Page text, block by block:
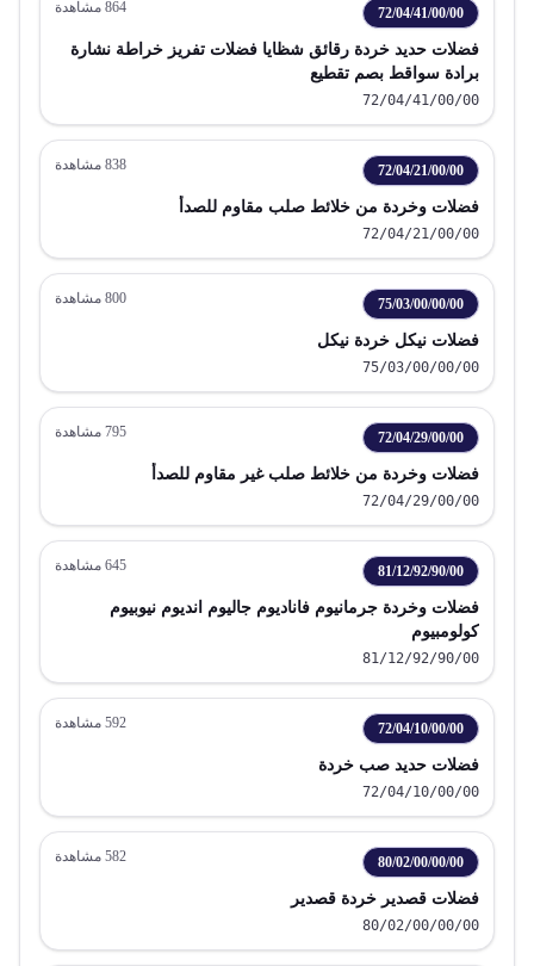
72/04/41/00/00
864 مشاهدة
فضلات حديد خردة رقائق شظايا فضلات تفريز خراطة نشارة
برادة سواقط بصم تقطيع
72/04/41/00/00
72/04/21/00/00
838 مشاهدة
فضلات وخردة من خلائط صلب مقاوم للصدأ
72/04/21/00/00
75/03/00/00/00
800 مشاهدة
فضلات نيكل خردة نيكل
75/03/00/00/00
72/04/29/00/00
795 مشاهدة
فضلات وخردة من خلائط صلب غير مقاوم للصدأ
72/04/29/00/00
81/12/92/90/00
645 مشاهدة
فضلات وخردة جرمانيوم فاناديوم جاليوم انديوم نيوبيوم
كولومبيوم
81/12/92/90/00
72/04/10/00/00
592 مشاهدة
فضلات حديد صب خردة
72/04/10/00/00
80/02/00/00/00
582 مشاهدة
فضلات قصدير خردة قصدير
80/02/00/00/00